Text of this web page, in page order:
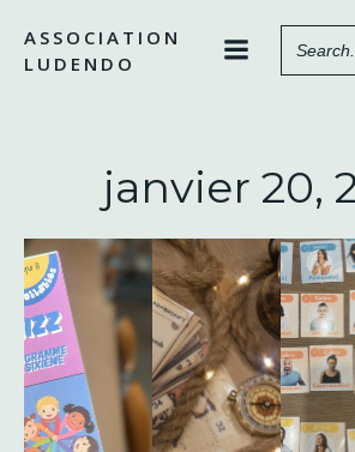
contenu
ASSOCIATION
LUDENDO
janvier 20,